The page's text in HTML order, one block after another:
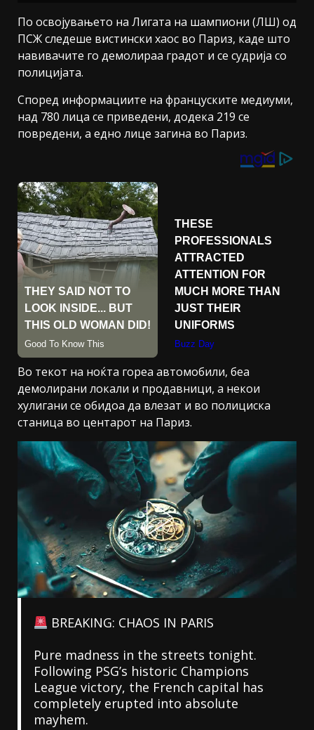
По освојувањето на Лигата на шампиони (ЛШ) од
ПСЖ следеше вистински хаос во Париз, каде што
навивачите го демолираа градот и се судрија со
полицијата.
Според информациите на француските медиуми,
над 780 лица се приведени, додека 219 се
повредени, а едно лице загина во Париз.
Во текот на ноќта гореа автомобили, беа
демолирани локали и продавници, а некои
хулигани се обидоа да влезат и во полициска
станица во центарот на Париз.
BREAKING: CHAOS IN PARIS
Pure madness in the streets tonight.
Following PSG’s historic Champions
League victory, the French capital has
completely erupted into absolute
mayhem.